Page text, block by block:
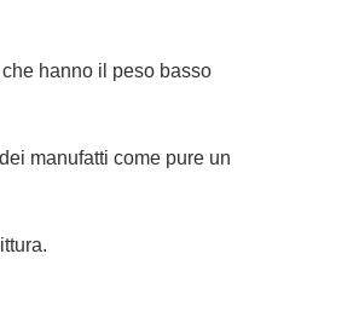
hanno il peso basso
manufatti come pure un